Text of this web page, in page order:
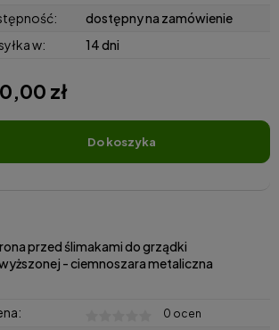
dostępny na zamówienie
w:
14 dni
zł
do koszyka
przed ślimakami do grządki
- ciemnoszara metaliczna
0 ocen